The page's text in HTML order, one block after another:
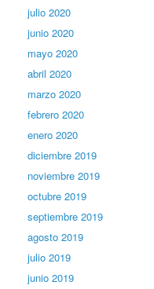
julio 2020
junio 2020
mayo 2020
abril 2020
marzo 2020
febrero 2020
enero 2020
diciembre 2019
noviembre 2019
octubre 2019
septiembre 2019
agosto 2019
julio 2019
junio 2019